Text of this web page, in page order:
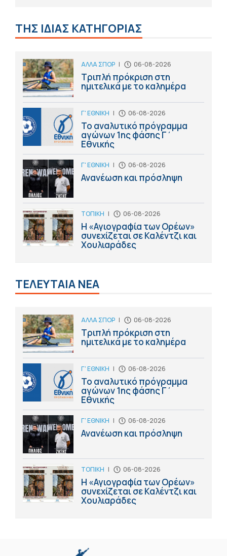
ΤΗΣ ΙΔΙΑΣ ΚΑΤΗΓΟΡΙΑΣ
ΑΛΛΑ ΣΠΟΡ | 06-08-2026
Τριπλή πρόκριση στη
ημιτελικά με το καλημέρα
Γ' ΕΘΝΙΚΗ | 06-08-2026
Το αναλυτικό πρόγραμμα
αγώνων 1ης φάσης Γ΄
Εθνικής
Γ' ΕΘΝΙΚΗ | 06-08-2026
Ανανέωση και πρόσληψη
ΤΟΠΙΚΗ | 06-08-2026
Η «Αγιογραφία των Ορέων»
συνεχίζεται σε Καλέντζι και
Χουλιαράδες
ΤΕΛΕΥΤΑΙΑ ΝΕΑ
ΑΛΛΑ ΣΠΟΡ | 06-08-2026
Τριπλή πρόκριση στη
ημιτελικά με το καλημέρα
Γ' ΕΘΝΙΚΗ | 06-08-2026
Το αναλυτικό πρόγραμμα
αγώνων 1ης φάσης Γ΄
Εθνικής
Γ' ΕΘΝΙΚΗ | 06-08-2026
Ανανέωση και πρόσληψη
ΤΟΠΙΚΗ | 06-08-2026
Η «Αγιογραφία των Ορέων»
συνεχίζεται σε Καλέντζι και
Χουλιαράδες